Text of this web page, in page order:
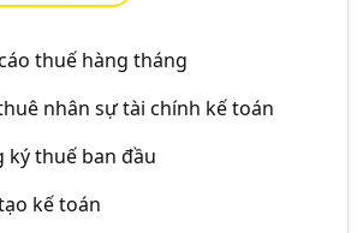
thuế hàng tháng
nhân sự tài chính kế toán
ký thuế ban đầu
kế toán